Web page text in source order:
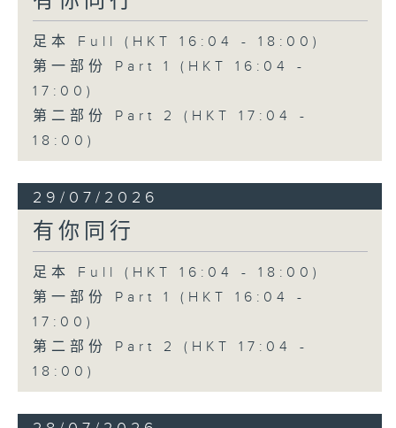
足本 Full (HKT 16:04 - 18:00)
第一部份 Part 1 (HKT 16:04 -
17:00)
第二部份 Part 2 (HKT 17:04 -
18:00)
29/07/2026
有你同行
足本 Full (HKT 16:04 - 18:00)
第一部份 Part 1 (HKT 16:04 -
17:00)
第二部份 Part 2 (HKT 17:04 -
18:00)